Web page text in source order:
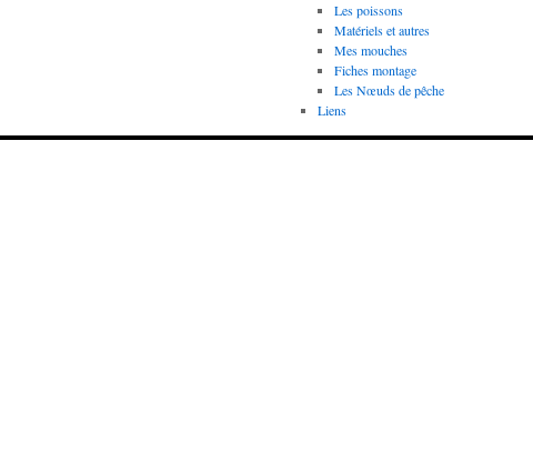
Les poissons
Matériels et autres
Mes mouches
Fiches montage
Les Nœuds de pêche
Liens